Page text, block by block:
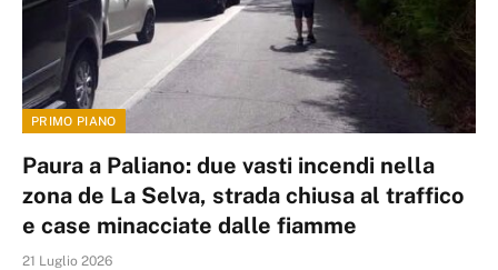
PRIMO PIANO
Paura a Paliano: due vasti incendi nella
zona de La Selva, strada chiusa al traffico
e case minacciate dalle fiamme
21 Luglio 2026